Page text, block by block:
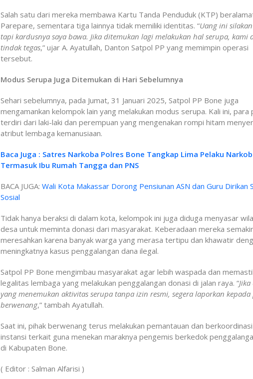
Salah satu dari mereka membawa Kartu Tanda Penduduk (KTP)
Parepare, sementara tiga lainnya tidak memiliki identitas. “Uang ini
tapi kardusnya saya bawa. Jika ditemukan lagi melakukan hal serupa, kami
tindak tegas,” ujar A. Ayatullah, Danton Satpol PP yang memimpin operasi
tersebut.
Modus Serupa Juga Ditemukan di Hari Sebelumnya
Sehari sebelumnya, pada Jumat, 31 Januari 2025, Satpol PP Bone juga
mengamankan kelompok lain yang melakukan modus serupa. Kali ini, para
terdiri dari laki-laki dan perempuan yang mengenakan rompi hitam
atribut lembaga kemanusiaan.
Baca Juga : Satres Narkoba Polres Bone Tangkap Lima Pelaku
Termasuk Ibu Rumah Tangga dan PNS
BACA JUGA: Wali Kota Makassar Dorong Pensiunan ASN dan Guru Dirikan
Sosial
Tidak hanya beraksi di dalam kota, kelompok ini juga diduga menyasar
desa untuk meminta donasi dari masyarakat. Keberadaan mereka
meresahkan karena banyak warga yang merasa tertipu dan khawatir
meningkatnya kasus penggalangan dana ilegal.
Satpol PP Bone mengimbau masyarakat agar lebih waspada dan
legalitas lembaga yang melakukan penggalangan donasi di jalan raya. “
yang menemukan aktivitas serupa tanpa izin resmi, segera laporkan
berwenang,” tambah Ayatullah.
Saat ini, pihak berwenang terus melakukan pemantauan dan
instansi terkait guna menekan maraknya pengemis berkedok
di Kabupaten Bone.
( Editor : Salman Alfarisi )